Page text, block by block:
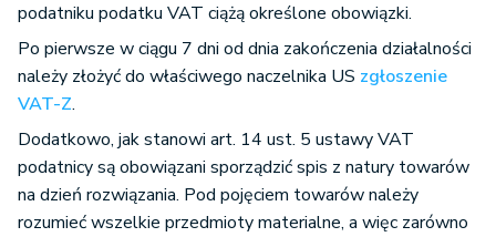
podatniku podatku VAT ciążą określone obowiązki.
Po pierwsze w ciągu 7 dni od dnia zakończenia działalności
należy złożyć do właściwego naczelnika US zgłoszenie
VAT-Z.
Dodatkowo, jak stanowi art. 14 ust. 5 ustawy VAT
podatnicy są obowiązani sporządzić spis z natury towarów
na dzień rozwiązania. Pod pojęciem towarów należy
rozumieć wszelkie przedmioty materialne, a więc zarówno